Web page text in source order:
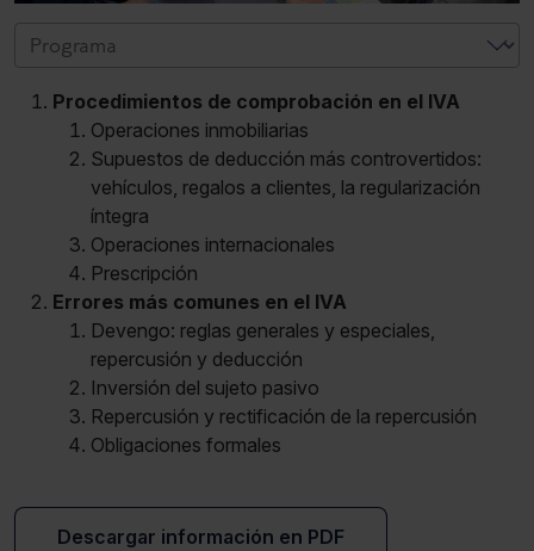
Procedimientos de comprobación en el IVA
Operaciones inmobiliarias
Supuestos de deducción más controvertidos:
vehículos, regalos a clientes, la regularización
íntegra
Operaciones internacionales
Prescripción
Errores más comunes en el IVA
Devengo: reglas generales y especiales,
repercusión y deducción
Inversión del sujeto pasivo
Repercusión y rectificación de la repercusión
Obligaciones formales
Descargar información en PDF